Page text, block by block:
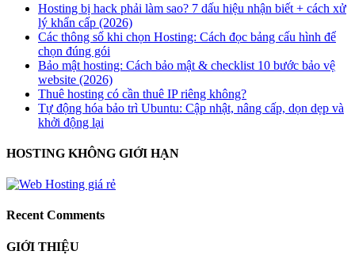
Hosting bị hack phải làm sao? 7 dấu hiệu nhận biết + cách xử
lý khẩn cấp (2026)
Các thông số khi chọn Hosting: Cách đọc bảng cấu hình để
chọn đúng gói
Bảo mật hosting: Cách bảo mật & checklist 10 bước bảo vệ
website (2026)
Thuê hosting có cần thuê IP riêng không?
Tự động hóa bảo trì Ubuntu: Cập nhật, nâng cấp, dọn dẹp và
khởi động lại
HOSTING KHÔNG GIỚI HẠN
Recent Comments
GIỚI THIỆU